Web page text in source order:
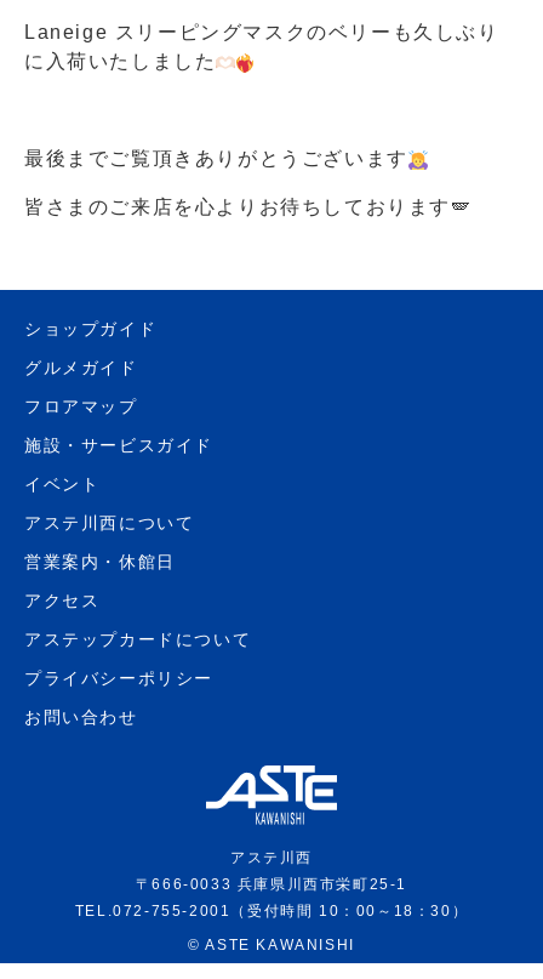
Laneige スリーピングマスクのベリーも久しぶり
に入荷いたしました‪
最後までご覧頂きありがとうございます
皆さまのご来店を心よりお待ちしております🪽
ショップガイド
グルメガイド
フロアマップ
施設・サービスガイド
イベント
アステ川西について
営業案内・休館日
アクセス
アステップカードについて
プライバシーポリシー
お問い合わせ
アステ川西
〒666-0033 兵庫県川西市栄町25-1
TEL.072-755-2001（受付時間 10：00～18：30）
© ASTE KAWANISHI